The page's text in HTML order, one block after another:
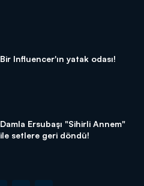
Bir Influencer'ın yatak odası!
Damla Ersubaşı "Sihirli Annem"
ile setlere geri döndü!